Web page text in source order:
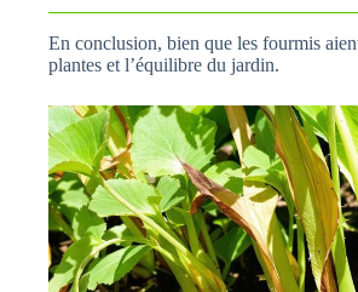
En conclusion, bien que les fourmis
plantes et l’équilibre du jardin.